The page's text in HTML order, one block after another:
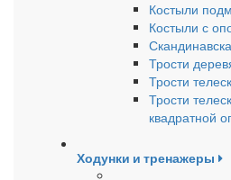
Костыли
Костыли с
Трости
Трости
Трости
квадратной
Ходунки и тренажеры